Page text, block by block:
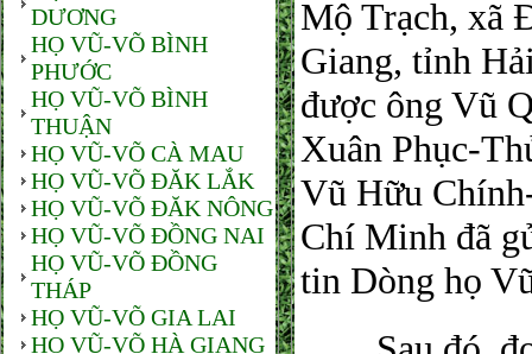
DƯƠNG
HỌ VŨ-VÕ BÌNH
PHƯỚC
HỌ VŨ-VÕ BÌNH
THUẬN
HỌ VŨ-VÕ CÀ MAU
HỌ VŨ-VÕ ĐĂK LẮK
HỌ VŨ-VÕ ĐĂK NÔNG
HỌ VŨ-VÕ ĐỒNG NAI
HỌ VŨ-VÕ ĐỒNG
THÁP
HỌ VŨ-VÕ GIA LAI
HỌ VŨ-VÕ HÀ GIANG
Mộ Trạch, xã
Giang, tỉnh
được ông Vũ
Xuân Phục-
Vũ Hữu
Chí Minh đã
tin Dòng họ